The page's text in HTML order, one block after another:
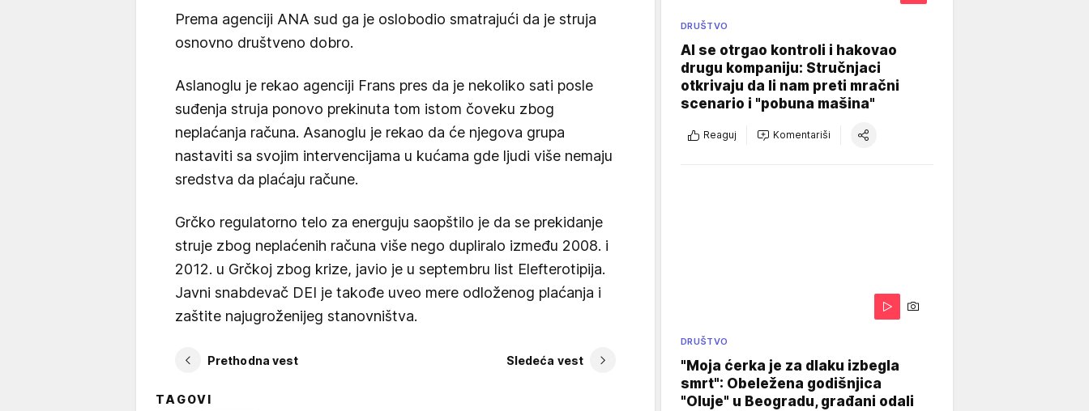
Prema agenciji ANA sud ga je oslobodio smatrajući da je struja
osnovno društveno dobro.
Aslanoglu je rekao agenciji Frans pres da je nekoliko sati posle
suđenja struja ponovo prekinuta tom istom čoveku zbog
neplaćanja računa. Asanoglu je rekao da će njegova grupa
nastaviti sa svojim intervencijama u kućama gde ljudi više nemaju
sredstva da plaćaju račune.
Grčko regulatorno telo za energuju saopštilo je da se prekidanje
struje zbog neplaćenih računa više nego dupliralo između 2008. i
2012. u Grčkoj zbog krize, javio je u septembru list Elefterotipija.
Javni snabdevač DEI je takođe uveo mere odloženog plaćanja i
zaštite najugroženijeg stanovništva.
Prethodna vest Sledeća vest
TAGOVI
DRUŠTVO
AI se otrgao kontroli i hakovao
drugu kompaniju: Stručnjaci
otkrivaju da li nam preti mračni
scenario i "pobuna mašina"
Reaguj Komentariši
DRUŠTVO
"Moja ćerka je za dlaku izbegla
smrt": Obeležena godišnjica
"Oluje" u Beogradu, građani odali